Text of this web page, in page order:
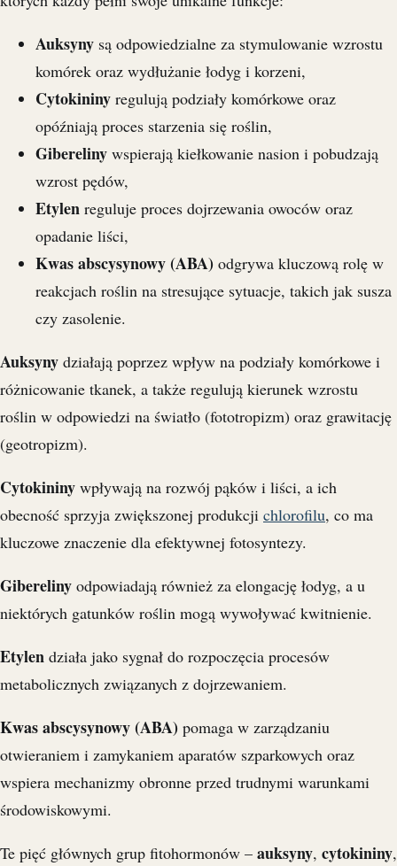
Auksyny są odpowiedzialne za stymulowanie wzrostu
komórek oraz wydłużanie łodyg i korzeni,
Cytokininy regulują podziały komórkowe oraz
opóźniają proces starzenia się roślin,
Gibereliny wspierają kiełkowanie nasion i pobudzają
wzrost pędów,
Etylen reguluje proces dojrzewania owoców oraz
opadanie liści,
Kwas abscysynowy (ABA) odgrywa kluczową rolę w
reakcjach roślin na stresujące sytuacje, takich jak susza
czy zasolenie.
Auksyny działają poprzez wpływ na podziały komórkowe i
różnicowanie tkanek, a także regulują kierunek wzrostu
roślin w odpowiedzi na światło (fototropizm) oraz grawitację
(geotropizm).
Cytokininy wpływają na rozwój pąków i liści, a ich
obecność sprzyja zwiększonej produkcji chlorofilu, co ma
kluczowe znaczenie dla efektywnej fotosyntezy.
Gibereliny odpowiadają również za elongację łodyg, a u
niektórych gatunków roślin mogą wywoływać kwitnienie.
Etylen działa jako sygnał do rozpoczęcia procesów
metabolicznych związanych z dojrzewaniem.
Kwas abscysynowy (ABA) pomaga w zarządzaniu
otwieraniem i zamykaniem aparatów szparkowych oraz
wspiera mechanizmy obronne przed trudnymi warunkami
środowiskowymi.
Te pięć głównych grup fitohormonów – auksyny, cytokininy,